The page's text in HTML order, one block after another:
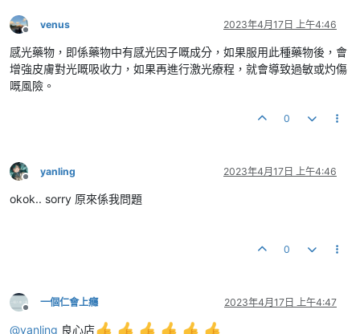
離線
venus 2023年4月17日 上午4:46
感光藥物，即係藥物中有感光因子嘅成分，如果服用此種藥物後，會
增強皮膚對光嘅吸收力，如果再進行激光療程，就會導致過敏或灼傷
嘅風險。
0
離線
yanling 2023年4月17日 上午4:46
okok.. sorry 原來係我問題
0
離線
一個仁會上癮 2023年4月17日 上午4:47
@yanling 良心店